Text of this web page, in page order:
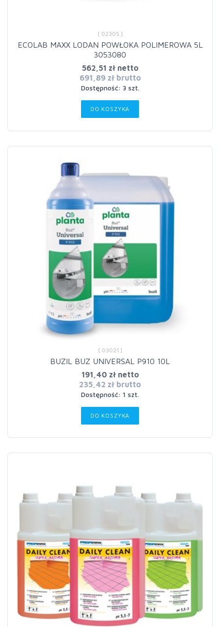
[ 02305 ]
ECOLAB MAXX LODAN POWŁOKA POLIMEROWA 5L
3053080
562,51 zł netto
691,89 zł brutto
Dostępność: 3 szt.
DO KOSZYKA
[ 03021 ]
BUZIL BUZ UNIVERSAL P910 10L
191,40 zł netto
235,42 zł brutto
Dostępność: 1 szt.
DO KOSZYKA